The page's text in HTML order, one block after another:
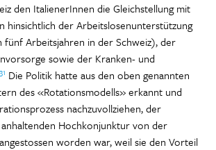
den ItalienerInnen die Gleichstellung mit
hinsichtlich der Arbeitslosenunterstützung
fünf Arbeitsjahren in der Schweiz), der
sowie der Kranken- und
31 Die Politik hatte aus den oben genannten
des «Rotationsmodells» erkannt und
nachzuvollziehen, der
Hochkonjunktur von der
worden war, weil sie den Vorteil